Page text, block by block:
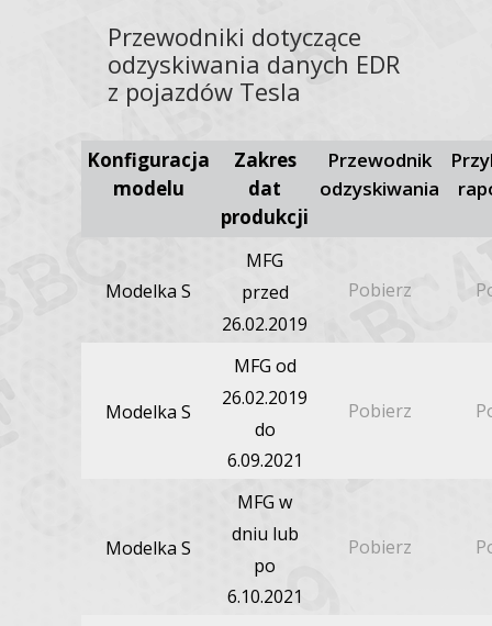
Przewodniki dotyczące
odzyskiwania danych EDR
z pojazdów Tesla
Konfiguracja
modelu
Zakres
dat
produkcji
Przewodnik
odzyskiwania
Modelka S
MFG
przed
26.02.2019
Pobierz
Modelka S
MFG od
26.02.2019
do
6.09.2021
Pobierz
Modelka S
MFG w
dniu lub
po
6.10.2021
Pobierz